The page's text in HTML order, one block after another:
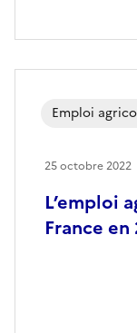
L’emploi
France en
Emploi
25 octobre 2022